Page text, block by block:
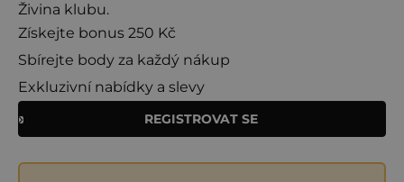
Živina klubu.
Získejte bonus 250 Kč
Sbírejte body za každý nákup
Exkluzivní nabídky a slevy
REGISTROVAT SE